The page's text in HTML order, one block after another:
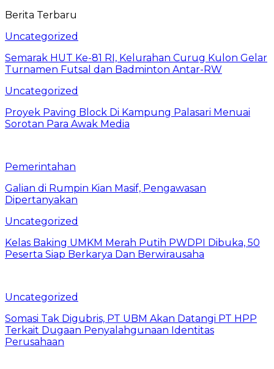
Berita Terbaru
Uncategorized
Semarak HUT Ke-81 RI, Kelurahan Curug Kulon Gelar
Turnamen Futsal dan Badminton Antar-RW
Uncategorized
Proyek Paving Block Di Kampung Palasari Menuai
Sorotan Para Awak Media
Pemerintahan
Galian di Rumpin Kian Masif, Pengawasan
Dipertanyakan
Uncategorized
Kelas Baking UMKM Merah Putih PWDPI Dibuka, 50
Peserta Siap Berkarya Dan Berwirausaha
Uncategorized
Somasi Tak Digubris, PT UBM Akan Datangi PT HPP
Terkait Dugaan Penyalahgunaan Identitas
Perusahaan